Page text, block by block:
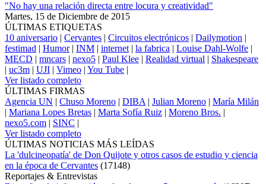
"No hay una relación directa entre locura y creatividad"
Martes, 15 de Diciembre de 2015
ÚLTIMAS ETIQUETAS
10 aniversario | Cervantes | Circuitos electrónicos | Dailymotion |
festimad | Humor| INM | internet | la fabrica | Louise Dahl-Wolfe |
MECD | mncars | nexo5 | Paul Klee | Realidad virtual | Shakespeare
| uc3m | UJI | Vimeo | You Tube |
Ver listado completo
ÚLTIMAS FIRMAS
Agencia UN | Chuso Moreno | DIBA | Julian Moreno | María Milán
| Mariana Lopes Bretas | Marta Sofía Ruiz | Moreno Bros. |
nexo5.com | SINC |
Ver listado completo
ÚLTIMAS NOTICIAS MÁS LEÍDAS
La 'dulcineopatía' de Don Quijote y otros casos de estudio y ciencia
en la época de Cervantes (17148)
Reportajes & Entrevistas